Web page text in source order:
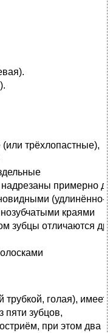
трёхлопастные),
надрезаны примерно
(удлинённо-
краями
зубцы отличаются
голая), имеет
пяти зубцов,
при этом два